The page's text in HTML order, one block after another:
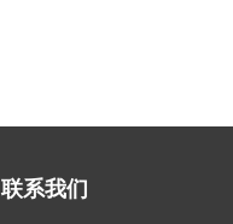
联系我们